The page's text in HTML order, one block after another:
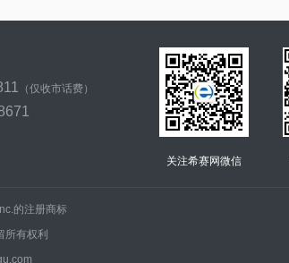
（仅收市话费）
关注希赛网微信
的注册商标
所有权利